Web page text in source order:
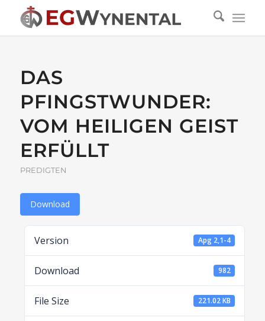
DAS
PFINGSTWUNDER:
VOM HEILIGEN GEIST
ERFÜLLT
PREDIGTEN
Download
Version Apg 2,1-4
Download 982
File Size 221.02 KB